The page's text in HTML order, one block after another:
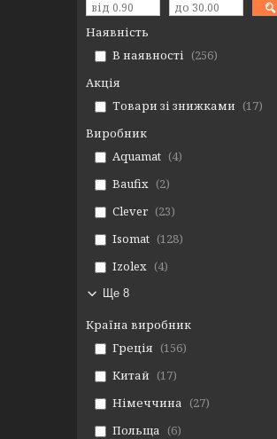
Наявність
В наявності
256
Акція
Товари зі знижками
17
Виробник
Aquamat
4
Baufix
2
Clever
23
Isomat
128
Izolex
4
Ще 8
Країна виробник
Греція
156
Китай
17
Німеччина
27
Польща
6